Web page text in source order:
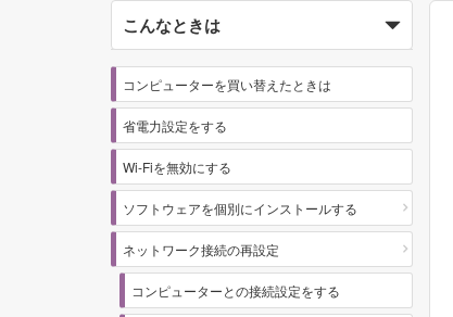
こんなときは
コンピューターを買い替えたときは
省電力設定をする
Wi-Fiを無効にする
ソフトウェアを個別にインストールする
ネットワーク接続の再設定
コンピューターとの接続設定をする